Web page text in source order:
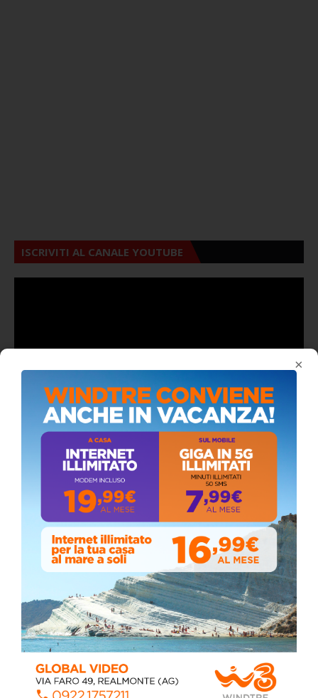
×
ISCRIVITI AL CANALE YOUTUBE
ALMANACCO DEL GIORNO
Coronavirus: messaggio del Sindaco Zambito